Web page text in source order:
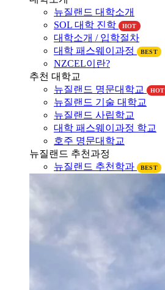
SOL 대학 진학
HOT
대학소개 / 입학절차
대학 패스웨이과정
NZCEL이란?
추천 대학교
뉴질랜드 명문대학교
뉴질랜드 기술 대학교
뉴질랜드 사립학교
대학 패스웨이과정 학교
호주 명문대학교
뉴질랜드 추천과정
뉴질랜드 추천학과